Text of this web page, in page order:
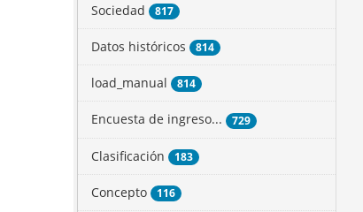
Sociedad 817
Datos históricos 814
load_manual 814
Encuesta de ingreso... 729
Clasificación 183
Concepto 116